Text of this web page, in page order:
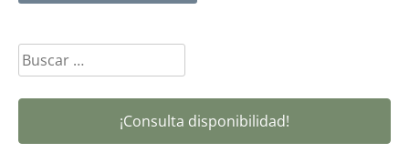
Buscar:
¡Consulta disponibilidad!